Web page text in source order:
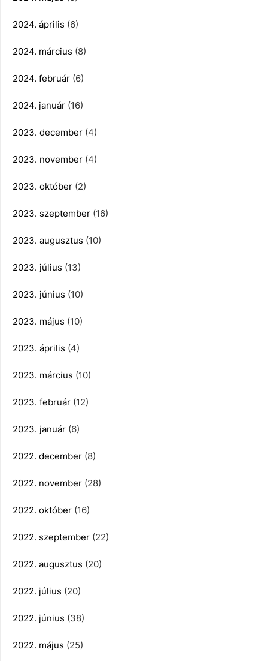
2024. április (6)
2024. március (8)
2024. február (6)
2024. január (16)
2023. december (4)
2023. november (4)
2023. október (2)
2023. szeptember (16)
2023. augusztus (10)
2023. július (13)
2023. június (10)
2023. május (10)
2023. április (4)
2023. március (10)
2023. február (12)
2023. január (6)
2022. december (8)
2022. november (28)
2022. október (16)
2022. szeptember (22)
2022. augusztus (20)
2022. július (20)
2022. június (38)
2022. május (25)